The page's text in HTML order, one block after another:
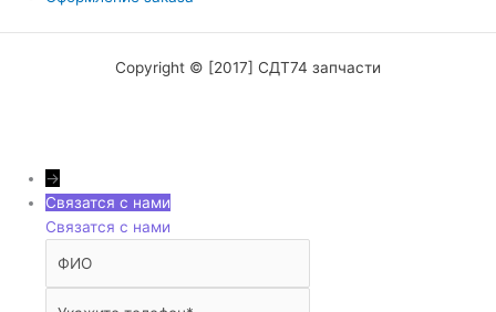
Copyright © [2017] СДТ74 запчасти
→
Связатся с нами
Связатся с нами